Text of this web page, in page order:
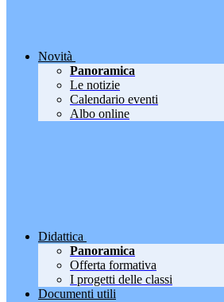
Novità
Panoramica
Le notizie
Calendario eventi
Albo online
Didattica
Panoramica
Offerta formativa
I progetti delle classi
Documenti utili